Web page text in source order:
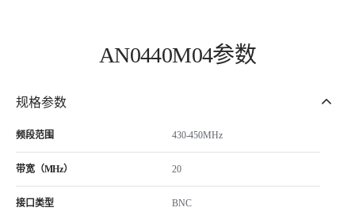
AN0440M04参数
规格参数
频段范围 430-450MHz
带宽（MHz） 20
接口类型 BNC